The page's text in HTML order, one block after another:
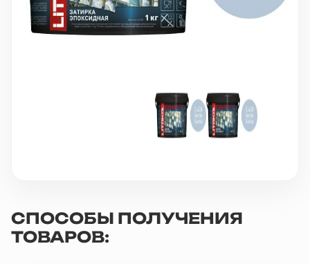
sales@stroyholding.ru
Max
Все бренды
СПОСОБЫ ПОЛУЧЕНИЯ
ТОВАРОВ: